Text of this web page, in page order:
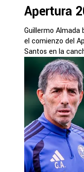
Apertura
Guillermo Almada
el comienzo del
Santos en la